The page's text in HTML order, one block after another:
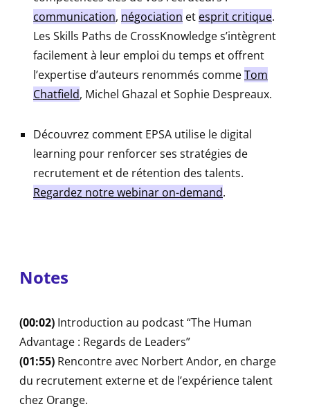
communication, négociation et esprit critique.
Les Skills Paths de CrossKnowledge s’intègrent
facilement à leur emploi du temps et offrent
l’expertise d’auteurs renommés commeTom
Chatfield, Michel Ghazal et Sophie Despreaux.
Découvrez comment EPSA utilise le digital
learning pour renforcer ses stratégies de
recrutement et de rétention des talents.
Regardez notre webinar on-demand.
Notes
(00:02) Introduction au podcast “The Human
Advantage : Regards de Leaders”
(01:55) Rencontre avec Norbert Andor, en charge
du recrutement externe et de l’expérience talent
chez Orange.